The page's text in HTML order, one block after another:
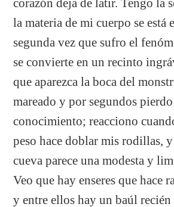
la materia de mi cuerpo se está
segunda vez que sufro el
se convierte en un recinto
que aparezca la boca del
mareado y por segundos
conocimiento; reacciono
peso hace doblar mis rodillas,
cueva parece una modesta y
Veo que hay enseres que hace
y entre ellos hay un baúl